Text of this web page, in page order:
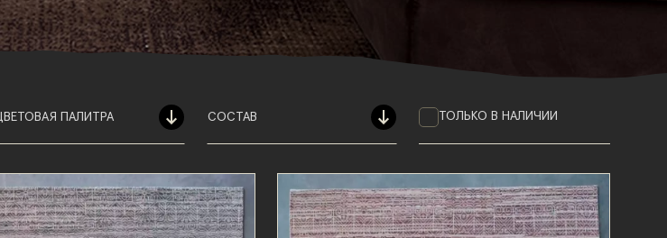
ЦВЕТОВАЯ ПАЛИТРА СОСТАВ ТОЛЬКО В НАЛИЧИИ